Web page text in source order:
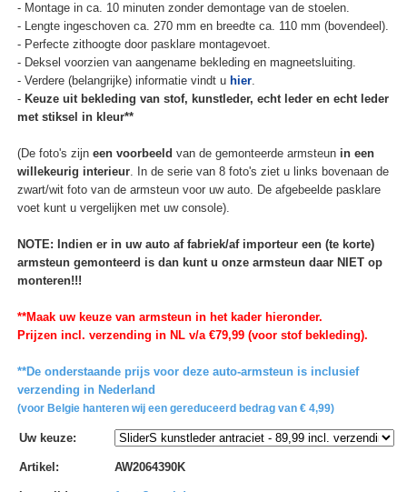
- Montage in ca. 10 minuten zonder demontage van de stoelen.
- Lengte ingeschoven ca. 270 mm en breedte ca. 110 mm (bovendeel).
- Perfecte zithoogte door pasklare montagevoet.
- Deksel voorzien van aangename bekleding en magneetsluiting.
- Verdere (belangrijke) informatie vindt u hier.
- Keuze uit bekleding van stof, kunstleder, echt leder en echt leder
met stiksel in kleur**
(De foto's zijn een voorbeeld van de gemonteerde armsteun in een
willekeurig interieur. In de serie van 8 foto's ziet u links bovenaan de
zwart/wit foto van de armsteun voor uw auto. De afgebeelde pasklare
voet kunt u vergelijken met uw console).
NOTE: Indien er in uw auto af fabriek/af importeur een (te korte)
armsteun gemonteerd is dan kunt u onze armsteun daar NIET op
monteren!!!
**Maak uw keuze van armsteun in het kader hieronder.
Prijzen incl. verzending in NL v/a €79,99 (voor stof bekleding).
**De onderstaande prijs voor deze auto-armsteun is inclusief
verzending in Nederland
(voor Belgie hanteren wij een gereduceerd bedrag van € 4,99)
Uw keuze:
Artikel : AW2064390K